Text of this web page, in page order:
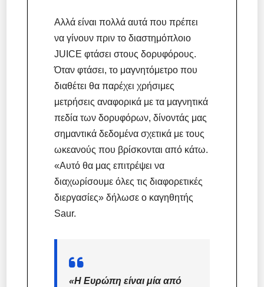
Αλλά είναι πολλά αυτά που πρέπει
να γίνουν πριν το διαστημόπλοιο
JUICE φτάσει στους δορυφόρους.
Όταν φτάσει, το μαγνητόμετρο που
διαθέτει θα παρέχει χρήσιμες
μετρήσεις αναφορικά με τα μαγνητικά
πεδία των δορυφόρων, δίνοντάς μας
σημαντικά δεδομένα σχετικά με τους
ωκεανούς που βρίσκονται από κάτω.
«Αυτό θα μας επιτρέψει να
διαχωρίσουμε όλες τις διαφορετικές
διεργασίες» δήλωσε ο καγηθητής
Saur.
«Η Ευρώπη είναι μία από